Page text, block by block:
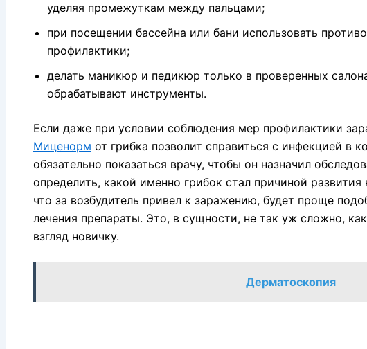
уделяя промежуткам между пальцами;
при посещении бассейна или бани использовать
профилактики;
делать маникюр и педикюр только в проверенных
обрабатывают инструменты.
Если даже при условии соблюдения мер профилактики
Миценорм от грибка позволит справиться с инфекцией в
обязательно показаться врачу, чтобы он назначил
определить, какой именно грибок стал причиной
что за возбудитель привел к заражению, будет проще
лечения препараты. Это, в сущности, не так уж сложно,
взгляд новичку.
Дерматоскопия